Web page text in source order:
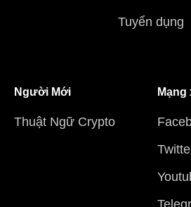
Tuyển dụng
Người Mới
Thuật Ngữ Crypto
Mạng